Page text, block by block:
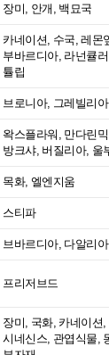
장미, 안개, 백묘국
카네이션, 수국, 레몬
부바르디아, 라넌큘
튤립
브로니아, 그레빌리
왁스플라워, 만다린
방크샤, 버질리아, 울
목화, 엘엔지움
스티파
브바르디아, 다알리
프리저브드
장미, 국화, 카네이션
시네신스, 관엽식물,